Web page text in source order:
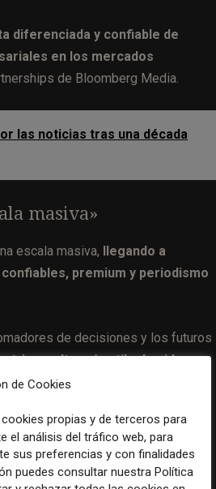
diferenciada y confiable de
en los mercados
de Bloomberg Media.
las noticias tras una década
masiva»
escala masiva, llegando a
premium y periodismo
de decisiones y los futuros
cultura / estilo de vida,
pero el acceso completo
otros productos a través de una
de Cookies
propias y de terceros para
el análisis del tráfico web, para
sus preferencias y con finalidades
puedes consultar nuestra Política